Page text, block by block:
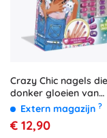
Crazy Chic nagels
donker gloeien van
CLEMENTONI
Extern magazijn ?
€ 12,90